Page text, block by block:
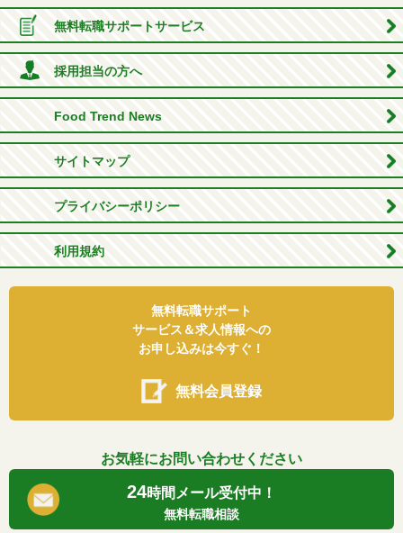
無料転職サポートサービス
採用担当の方へ
Food Trend News
サイトマップ
プライバシーポリシー
利用規約
無料転職サポート
サービス＆求人情報への
お申し込みは今すぐ！
無料会員登録
お気軽にお問い合わせください
24時間メール受付中！
無料転職相談